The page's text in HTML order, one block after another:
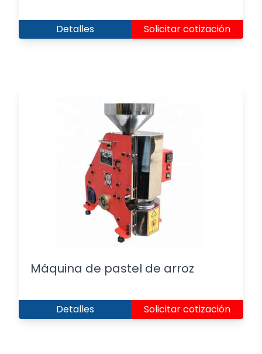
Detalles Solicitar cotización
Máquina de pastel de arroz
Detalles Solicitar cotización